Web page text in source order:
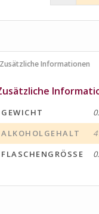
Zusätzliche Informationen
GEWICHT
ALKOHOLGEHALT
FLASCHENGRÖSSE